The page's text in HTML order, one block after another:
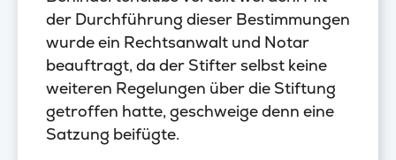
der Durchführung dieser Bestimmungen
wurde ein Rechtsanwalt und Notar
beauftragt, da der Stifter selbst keine
weiteren Regelungen über die Stiftung
getroffen hatte, geschweige denn eine
Satzung beifügte.